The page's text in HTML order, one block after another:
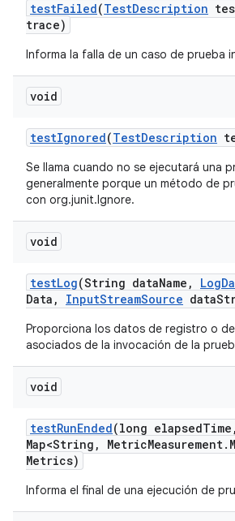
testFailed(TestDescription
trace)
Informa la falla de un caso de prueba
void
testIgnored(TestDescription
Se llama cuando no se ejecutará una
generalmente porque un método de
con org.junit.Ignore.
void
testLog(String dataName , Log
Data , InputStreamSource data
Proporciona los datos de registro o
asociados de la invocación de la
void
testRunEnded(long elapsedTime ,
Map<String , MetricMeasurement.
Metrics)
Informa el final de una ejecución de